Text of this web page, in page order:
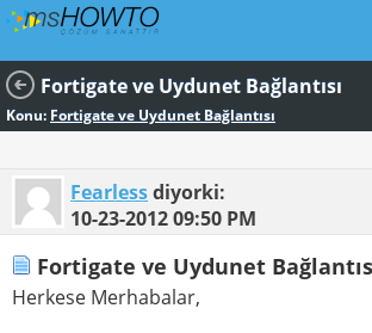
Fortigate ve Uydunet Bağlantısı
Konu: Fortigate ve Uydunet Bağlantısı
Fearlessdiyorki:
10-23-201209:50 PM
Fortigate ve Uydunet
Herkese Merhabalar,